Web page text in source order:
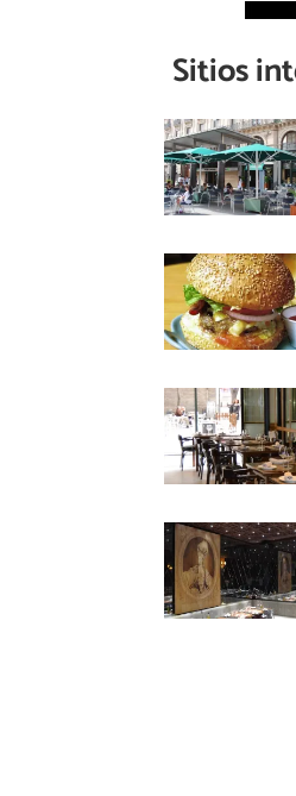
Sitios